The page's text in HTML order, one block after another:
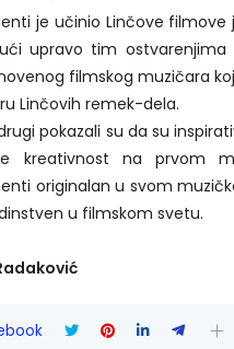
je učinio Linčove filmove
upravo tim ostvarenjima
filmskog muzičara
Linčovih remek-dela.
pokazali su da su
kreativnost na prvom
originalan u svom
u filmskom svetu.